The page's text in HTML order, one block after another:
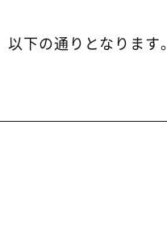
下の通りとなります。